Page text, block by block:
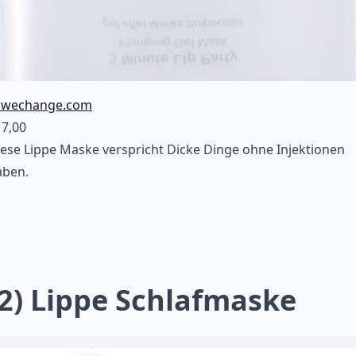
Lippe Maske verspricht Dicke Dinge ohne Injektionen
Lippe Schlafmaske